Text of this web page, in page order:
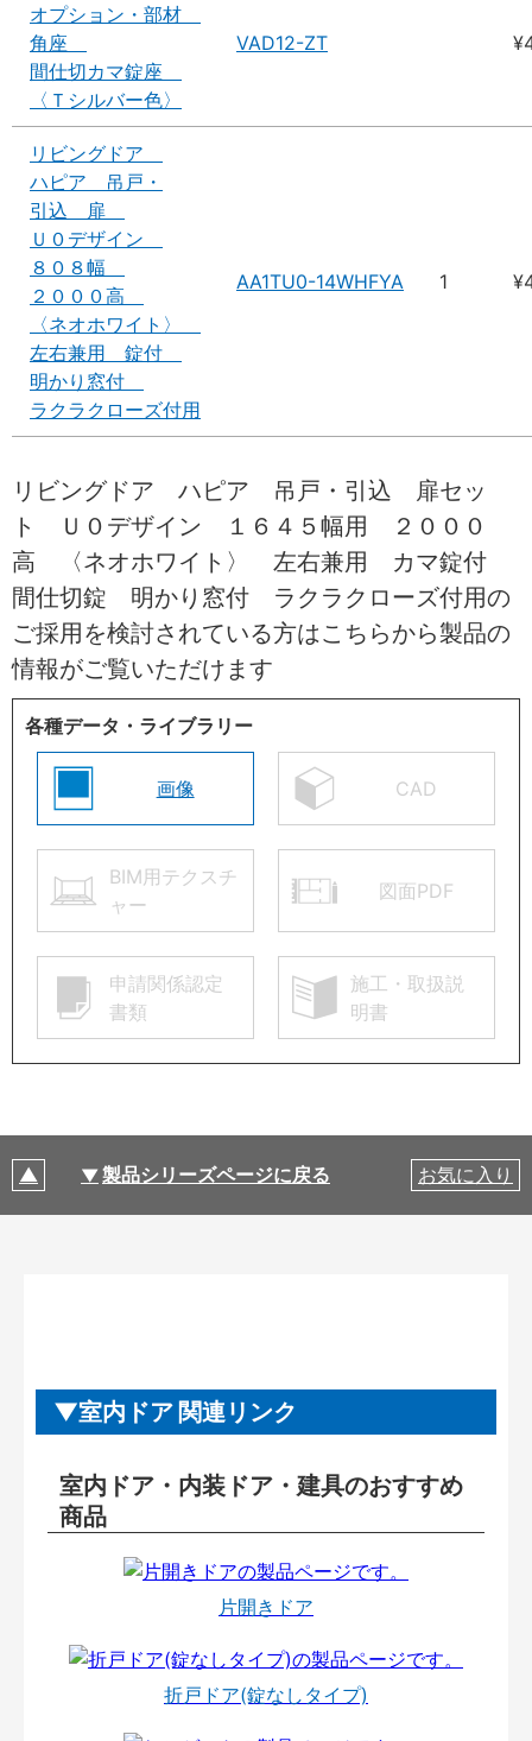
オプション・部材
角座
間仕切カマ錠座
〈Ｔシルバー色〉
VAD12-ZT
リビングドア
ハピア 吊戸・
引込 扉
Ｕ０デザイン
８０８幅
２０００高
〈ネオホワイト〉
左右兼用 錠付
明かり窓付
ラクラクローズ付用
AA1TU0-14WHFYA 1
リビングドア ハピア 吊戸・引込 扉セッ
ト Ｕ０デザイン １６４５幅用 ２０００
高 〈ネオホワイト〉 左右兼用 カマ錠付
間仕切錠 明かり窓付 ラクラクローズ付用の
ご採用を検討されている方はこちらから製品の
情報がご覧いただけます
各種データ・ライブラリー
画像 CAD
BIM用テクスチ
ャー
図面PDF
申請関係認定
書類
施工・取扱説
明書
製品シリーズページに戻る お気に入り
室内ドア 関連リンク
室内ドア・内装ドア・建具のおすすめ
商品
片開きドア
折戸ドア(錠なしタイプ)